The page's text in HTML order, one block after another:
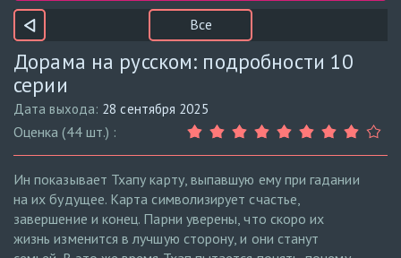
Все
Дорама на русском: подробности 10
серии
Дата выхода: 28 сентября 2025
Оценка (44 шт.) :
Ин показывает Тхапу карту, выпавшую ему при гадании
на их будущее. Карта символизирует счастье,
завершение и конец. Парни уверены, что скоро их
жизнь изменится в лучшую сторону, и они станут